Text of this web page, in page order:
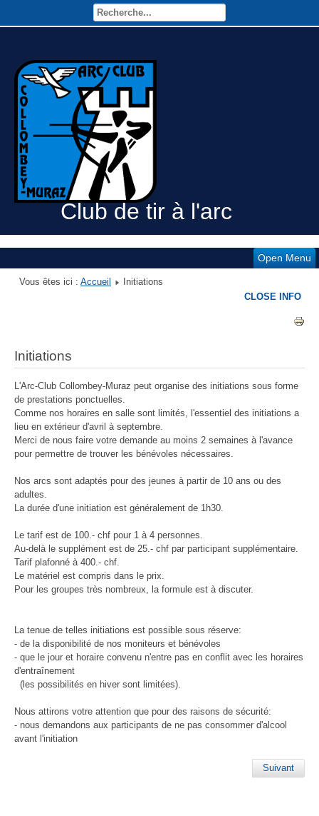
Club de tir à l'arc
Open Menu
Vous êtes ici : Accueil Initiations
Initiations
L'Arc-Club Collombey-Muraz peut organise des initiations sous forme
de prestations ponctuelles.
Comme nos horaires en salle sont limités, l'essentiel des initiations a
lieu en extérieur d'avril à septembre.
Merci de nous faire votre demande au moins 2 semaines à l'avance
pour permettre de trouver les bénévoles nécessaires.
Nos arcs sont adaptés pour des jeunes à partir de 10 ans ou des
adultes.
La durée d'une initiation est généralement de 1h30.
Le tarif est de 100.- chf pour 1 à 4 personnes.
Au-delà le supplément est de 25.- chf par participant supplémentaire.
Tarif plafonné à 400.- chf.
Le matériel est compris dans le prix.
Pour les groupes très nombreux, la formule est à discuter.
La tenue de telles initiations est possible sous réserve:
- de la disponibilité de nos moniteurs et bénévoles
- que le jour et horaire convenu n'entre pas en conflit avec les horaires
d'entraînement
(les possibilités en hiver sont limitées).
Nous attirons votre attention que pour des raisons de sécurité:
- nous demandons aux participants de ne pas consommer d'alcool
avant l'initiation
Suivant
CLOSE INFO